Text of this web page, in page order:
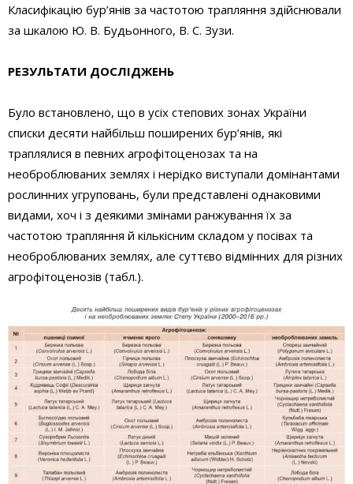
Класифікацію бур’янів за частотою трапляння здійснювали
за шкалою Ю. В. Будьонного, В. С. Зузи.
РЕЗУЛЬТАТИ ДОСЛІДЖЕНЬ
Було встановлено, що в усіх степових зонах України
списки десяти найбільш поширених бур’янів, які
траплялися в певних агрофітоценозах та на
необроблюваних землях і нерідко виступали домінантами
рослинних угруповань, були представлені однаковими
видами, хоч і з деякими змінами ранжування їх за
частотою трапляння й кількісним складом у посівах та
необроблюваних землях, але суттєво відмінних для різних
агрофітоценозів (табл.).